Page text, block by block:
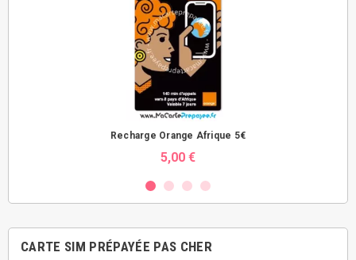
Recharge Orange Afrique 5€
5,00 €
CARTE SIM PRÉPAYÉE PAS CHER